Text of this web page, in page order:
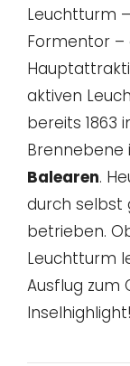
Leuchtturm
Formentor –
aktiven
bereits 1863
Brennebene
Balearen.
durch selbst
betrieben.
Leuchtturm
Ausflug zum
Inselhighlight!